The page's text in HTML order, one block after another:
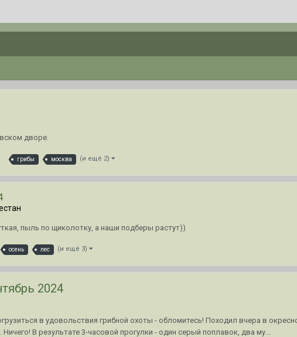
дворе.
грибы москва (и ещё 2)
пыль по щиколотку, а наши подберы растут))
осень лес (и ещё 3)
2024
в удовольствия грибной охоты - обломитесь! Походил вчера в
В результате 3-часовой прогулки - один серый поплавок, два му...